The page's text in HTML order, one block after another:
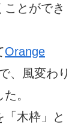
ことができ
Orange
、風変わり
。
木枠」と